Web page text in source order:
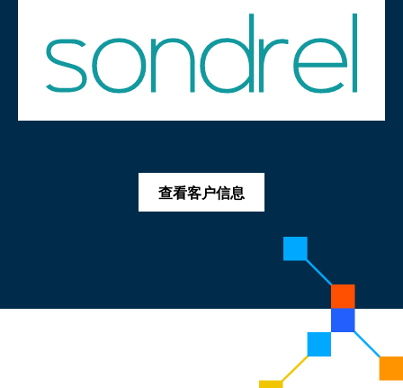
查看客户信息